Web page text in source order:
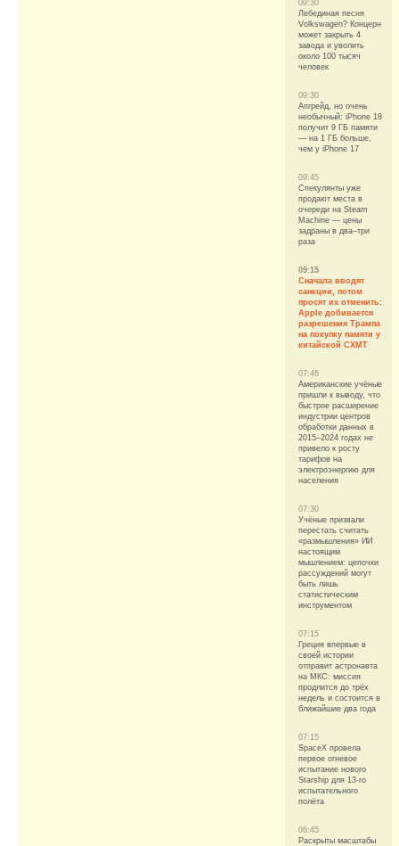
09:30
Лебединая песня
Volkswagen? Концерн
может закрыть 4
завода и уволить
около 100 тысяч
человек
09:30
Апгрейд, но очень
необычный: iPhone 18
получит 9 ГБ памяти
— на 1 ГБ больше,
чем у iPhone 17
09:45
Спекулянты уже
продают места в
очереди на Steam
Machine — цены
задраны в два–три
раза
09:15
Сначала вводят
санкции, потом
просят их отменить:
Apple добивается
разрешения Трампа
на покупку памяти у
китайской CXMT
07:46
Американские учёные
пришли к выводу, что
быстрое расширение
индустрии центров
обработки данных в
2015–2024 годах не
привело к росту
тарифов на
электроэнергию для
населения
07:30
Учёные призвали
перестать считать
«размышления» ИИ
настоящим
мышлением: цепочки
рассуждений могут
быть лишь
статистическим
инструментом
07:15
Греция впервые в
своей истории
отправит астронавта
на МКС: миссия
продлится до трёх
недель и состоится в
ближайшие два года
07:15
SpaceX провела
первое огневое
испытание нового
Starship для 13-го
испытательного
полёта
06:45
Раскрыты масштабы